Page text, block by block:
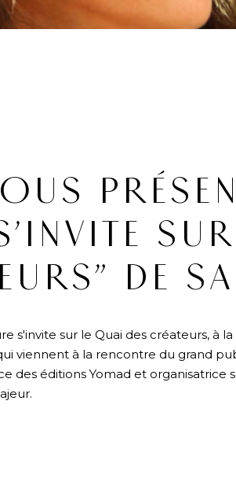
DE
s'invite sur le Quai des créateurs, à
viennent à la rencontre du grand
des éditions Yomad et organisatrice